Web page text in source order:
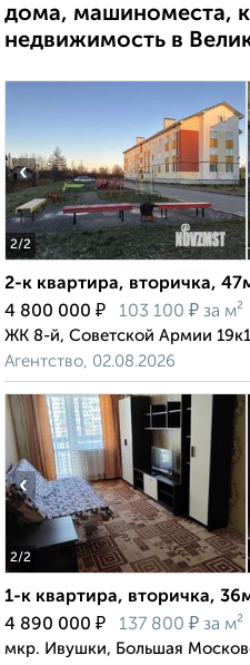
дома, машиноместа,
недвижимость в
2/2
‹
2-к квартира, вторичка,
4 800 000 ₽ 103 100 ₽ за м²
ЖК 8-й, Советской Армии 19к1
Агентство, 02.08.2026
2/2
‹
1-к квартира, вторичка,
4 890 000 ₽ 137 800 ₽ за м²
мкр. Ивушки, Большая